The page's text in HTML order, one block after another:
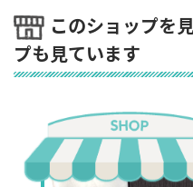
このショップを
プも見ています